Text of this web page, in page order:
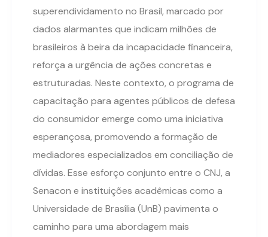
superendividamento no Brasil, marcado por
dados alarmantes que indicam milhões de
brasileiros à beira da incapacidade financeira,
reforça a urgência de ações concretas e
estruturadas. Neste contexto, o programa de
capacitação para agentes públicos de defesa
do consumidor emerge como uma iniciativa
esperançosa, promovendo a formação de
mediadores especializados em conciliação de
dívidas. Esse esforço conjunto entre o CNJ, a
Senacon e instituições acadêmicas como a
Universidade de Brasília (UnB) pavimenta o
caminho para uma abordagem mais